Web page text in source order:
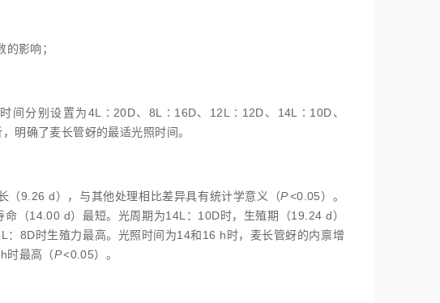
的影响；
间分别设置为4L∶20D、8L∶16D、12L∶12D、14L∶10D、
明确了麦长管蚜的最适光照时间。
（9.26 d），与其他处理相比差异具有统计学意义（P<0.05）。
（14.00 d）最短。光周期为14L：10D时，生殖期（19.24 d）
8D时生殖力最高。光照时间为14和16 h时，麦长管蚜的内禀增
时最高（P<0.05）。